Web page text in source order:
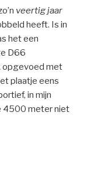
veertig jaar
heeft. Is in
het een
D66
opgevoed met
plaatje eens
in mijn
4500 meter niet